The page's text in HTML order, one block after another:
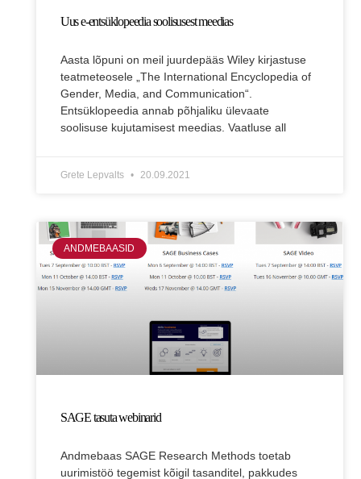
Uus e-entsüklopeedia soolisusest meedias
Aasta lõpuni on meil juurdepääs Wiley kirjastuse
teatmeteosele „The International Encyclopedia of
Gender, Media, and Communication“.
Entsüklopeedia annab põhjaliku ülevaate
soolisuse kujutamisest meedias. Vaatluse all
Grete Lepvalts 20.09.2021
ANDMEBAASID
SAGE tasuta webinarid
Andmebaas SAGE Research Methods toetab
uurimistöö tegemist kõigil tasanditel, pakkudes